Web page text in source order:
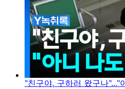
"친구야, 구하러 왔구나